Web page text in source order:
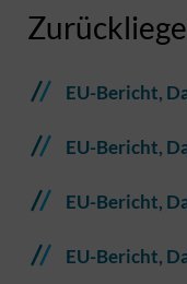
EU-Bericht,
EU-Bericht,
EU-Bericht,
EU-Bericht,